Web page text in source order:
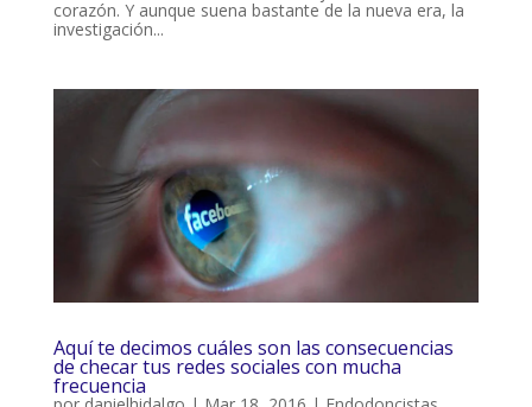
corazón. Y aunque suena bastante de la nueva era, la
investigación...
Aquí te decimos cuáles son las consecuencias
de checar tus redes sociales con mucha
frecuencia